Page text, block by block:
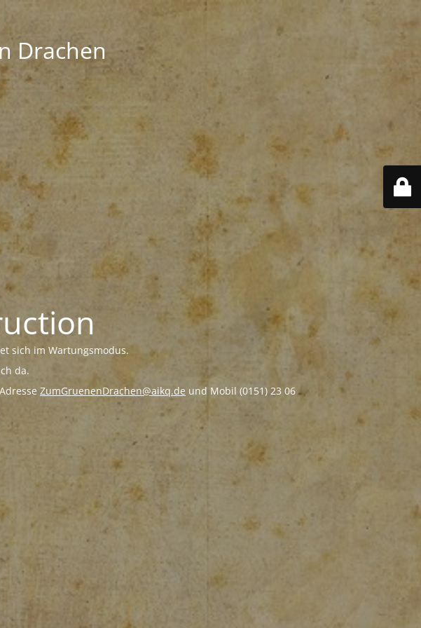
Drachen
sich im Wartungsmodus.
da.
ZumGruenenDrachen@aikq.de und Mobil (0151) 23 06